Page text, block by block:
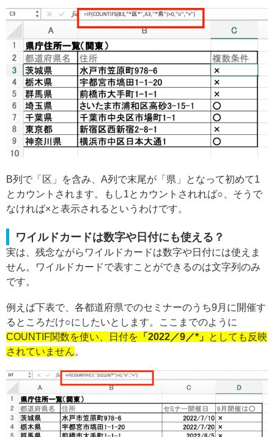
B列で「区」を含み、A列で末尾が「県」となって初めて1
とカウントされます。もし1とカウントされれば○、そうで
なければ×と表示されるというわけです。
ワイルドカードは数字や日付にも使える？
実は、残念ながらワイルドカードは数字や日付には使えま
せん。ワイルドカードで表すことができるのは文字列のみ
です。
例えば下表で、各都道府県でのセミナーのうち9月に開催す
るところだけ○にしたいとします。ここまでのように
COUNTIF関数を使い、日付を 「2022／9／*」
としても反映
されていません。